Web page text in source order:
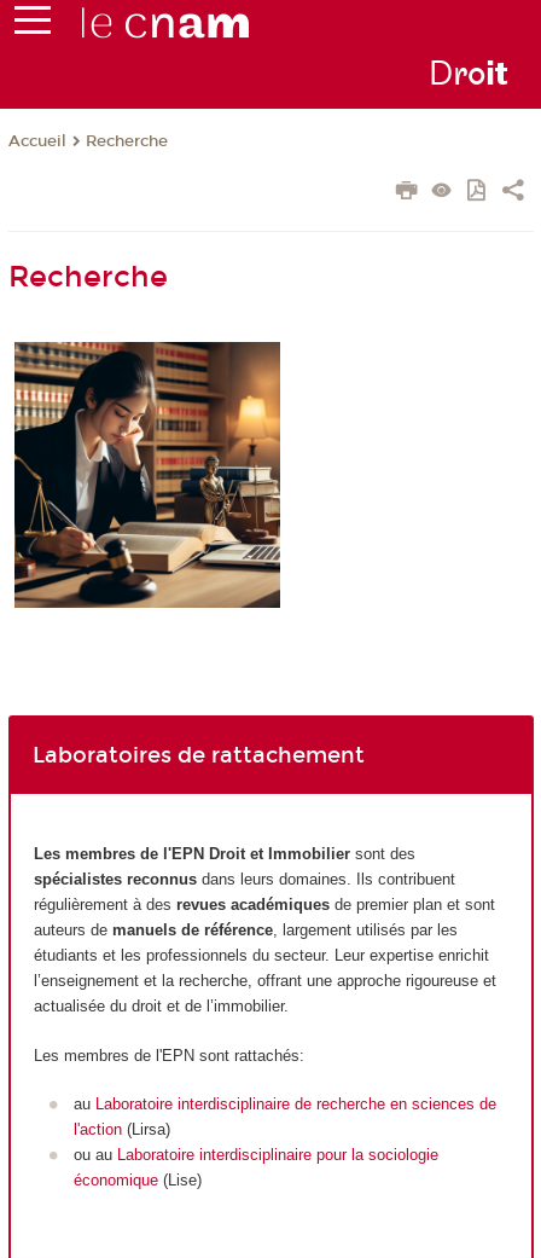
Droit
Accueil Recherche
Recherche
Laboratoires de rattachement
Les membres de l'EPN Droit et Immobilier sont des
spécialistes reconnus dans leurs domaines. Ils contribuent
régulièrement à des revues académiques de premier plan et sont
auteurs de manuels de référence, largement utilisés par les
étudiants et les professionnels du secteur. Leur expertise enrichit
l’enseignement et la recherche, offrant une approche rigoureuse et
actualisée du droit et de l’immobilier.
Les membres de l'EPN sont rattachés:
au Laboratoire interdisciplinaire de recherche en sciences de
l'action(Lirsa)
ou au Laboratoire interdisciplinaire pour la sociologie
économique(Lise)